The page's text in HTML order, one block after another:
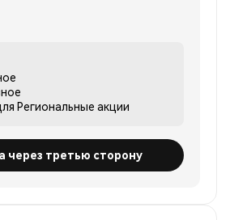
Региональные акции
через третью сторону